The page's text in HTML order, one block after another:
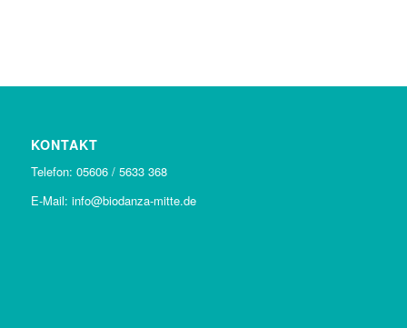
KONTAKT
Telefon: 05606 / 5633 368
E-Mail: info@biodanza-mitte.de